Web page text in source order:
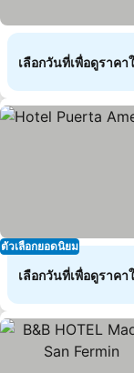
เลือกวันที่เพื่อดูราค
ตัวเลือกยอดนิยม
เลือกวันที่เพื่อดูราค